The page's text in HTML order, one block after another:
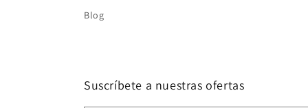
Blog
Suscríbete a nuestras ofertas